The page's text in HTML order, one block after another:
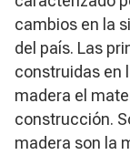
cambios en la
del país. Las
construidas en
madera el
construcción.
madera son la